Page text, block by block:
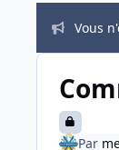
Vous
Par